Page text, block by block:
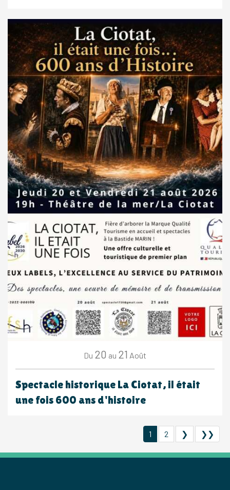
Du 20 au 21 Août
Spectacle historique La Ciotat, il était
une fois 600 ans d'histoire
1 2 ❯ ❯❯